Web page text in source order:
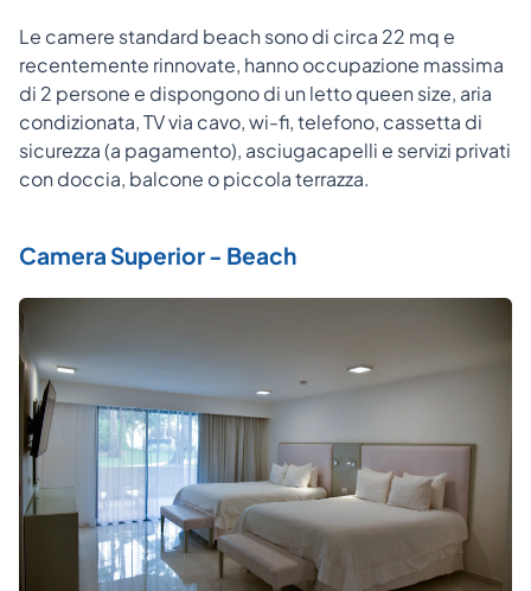
Le camere standard beach sono di circa 22 mq e
recentemente rinnovate, hanno occupazione massima
di 2 persone e dispongono di un letto queen size, aria
condizionata, TV via cavo, wi-fi, telefono, cassetta di
sicurezza (a pagamento), asciugacapelli e servizi privati
con doccia, balcone o piccola terrazza.
Camera Superior - Beach